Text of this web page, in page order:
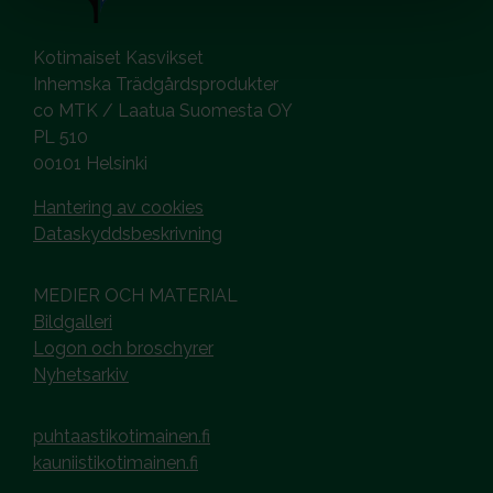
Kotimaiset Kasvikset
Inhemska Trädgårdsprodukter
co MTK / Laatua Suomesta OY
PL 510
00101 Helsinki
Hantering av cookies
Dataskyddsbeskrivning
MEDIER OCH MATERIAL
Bildgalleri
Logon och broschyrer
Nyhetsarkiv
puhtaastikotimainen.fi
kauniistikotimainen.fi